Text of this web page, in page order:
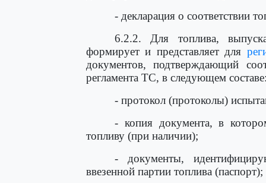
- декларация о соответствии
6.2.2. Для топлива,
формирует и представляет для
документов, подтверждающий
регламента ТС, в следующем
- протокол (протоколы)
- копия документа, в
топливу (при наличии);
- документы,
ввезенной партии топлива (паспорт);